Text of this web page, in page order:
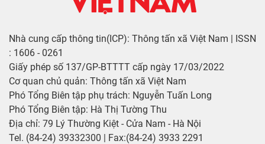
Nhà cung cấp thông tin(ICP): Thông tấn xã Việt Nam | ISSN
: 1606 - 0261
Giấy phép số 137/GP-BTTTT cấp ngày 17/03/2022
Cơ quan chủ quản: Thông tấn xã Việt Nam
Phó Tổng Biên tập phụ trách: Nguyễn Tuấn Long
Phó Tổng Biên tập: Hà Thị Tường Thu
Địa chỉ: 79 Lý Thường Kiệt - Cửa Nam - Hà Nội
Tel. (84-24) 39332300 | Fax:(84-24) 3933 2291